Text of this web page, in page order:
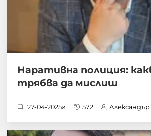
Наративна полиция:
трябва да мислиш
27-04-2025г. 572